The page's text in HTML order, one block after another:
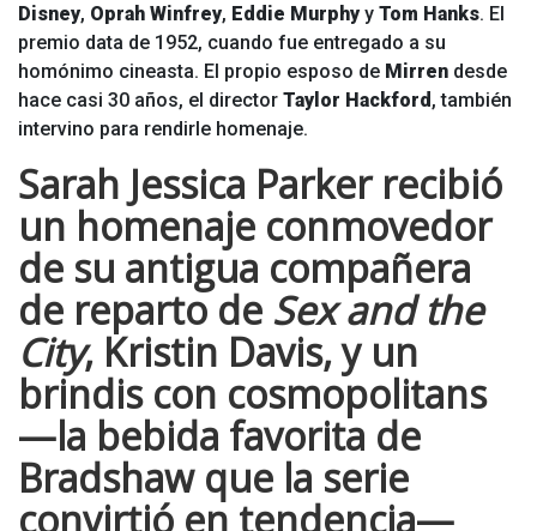
Disney, Oprah Winfrey, Eddie Murphyy Tom Hanks. El
premio data de 1952, cuando fue entregado a su
homónimo cineasta. El propio esposo de Mirren desde
hace casi 30 años, el director Taylor Hackford , también
intervino para rendirle homenaje.
Sarah Jessica Parkerrecibió
un homenaje conmovedor
de su antigua compañera
de reparto de Sex and the
City, Kristin Davis, y un
brindis con cosmopolitans
—la bebida favorita de
Bradshaw que la serie
convirtió en tendencia—